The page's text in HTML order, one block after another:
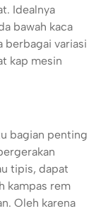
Idealnya
bawah kaca
berbagai variasi
kap mesin
bagian penting
tipis, dapat
kampas rem
Oleh karena